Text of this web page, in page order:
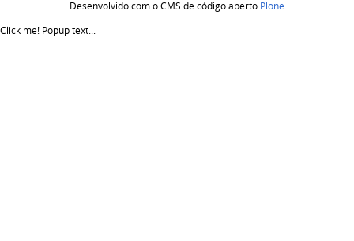
Desenvolvido com o CMS de código aberto Plone
Click me! Popup text...